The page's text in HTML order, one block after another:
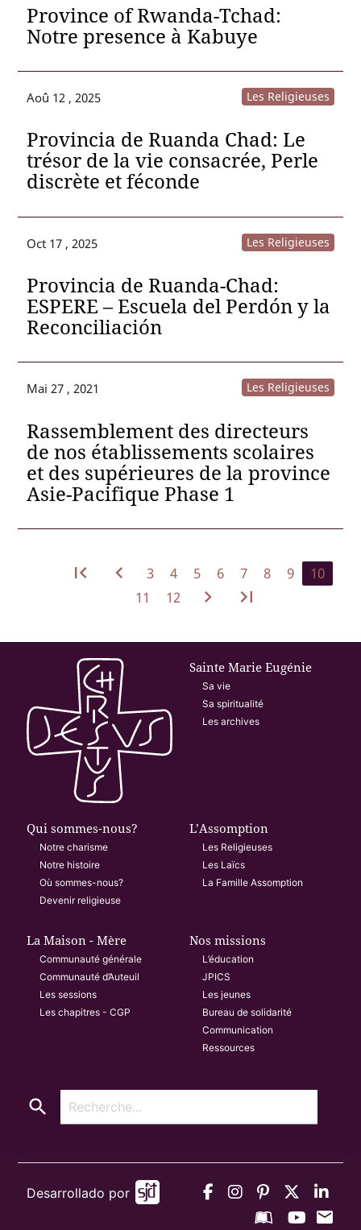
Province of Rwanda-Tchad:
Notre presence à Kabuye
Aoû 12 , 2025 Les Religieuses
Provincia de Ruanda Chad: Le
trésor de la vie consacrée, Perle
discrète et féconde
Oct 17 , 2025 Les Religieuses
Provincia de Ruanda-Chad:
ESPERE – Escuela del Perdón y la
Reconciliación
Mai 27 , 2021 Les Religieuses
Rassemblement des directeurs
de nos établissements scolaires
et des supérieures de la province
Asie-Pacifique Phase 1
first_page navigate_before 3 4 5 6 7 8 9
10
11
12 navigate_next last_page
Sainte Marie Eugénie
Sa vie
Sa spiritualité
Les archives
Qui sommes-nous?
Notre charisme
Notre histoire
Où sommes-nous?
Devenir religieuse
L’Assomption
Les Religieuses
Les Laïcs
La Famille Assomption
La Maison - Mère
Communauté générale
Communauté d’Auteuil
Les sessions
Les chapitres - CGP
Nos missions
L’éducation
JPICS
Les jeunes
Bureau de solidarité
Communication
Ressources
search
Desarrollado por
mail